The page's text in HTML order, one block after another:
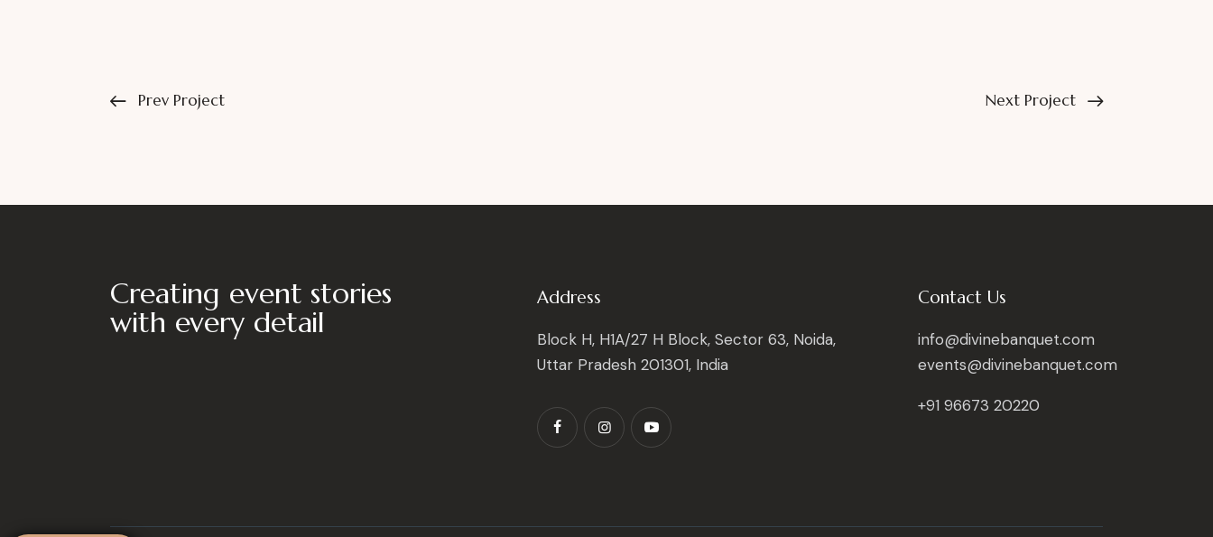
Prev Project Next Project
Creating event stories
with every detail
Address
Block H, H1A/27 H Block, Sector 63, Noida,
Uttar Pradesh 201301, India
Contact Us
info@divinebanquet.com
events@divinebanquet.com
+91 96673 20220